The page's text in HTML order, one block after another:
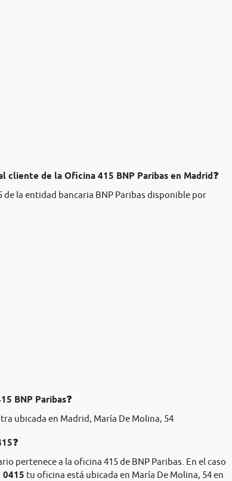
de la Oficina 415 BNP Paribas en Madrid❓
la entidad bancaria BNP Paribas disponible por
BNP Paribas❓
ubicada en Madrid, María De Molina, 54
pertenece a la oficina 415 de BNP Paribas. En el caso
0415 tu oficina está ubicada en María De Molina, 54 en